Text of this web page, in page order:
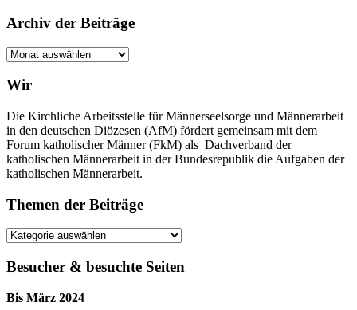
Archiv der Beiträge
Archiv
Beiträge
Wir
Die Kirchliche Arbeitsstelle für Männerseelsorge und Männerarbeit
in den deutschen Diözesen (AfM) fördert gemeinsam mit dem
Forum katholischer Männer (FkM) als Dachverband der
katholischen Männerarbeit in der Bundesrepublik die Aufgaben der
katholischen Männerarbeit.
Themen der Beiträge
Themen
Beiträge
Besucher & besuchte Seiten
Bis März 2024